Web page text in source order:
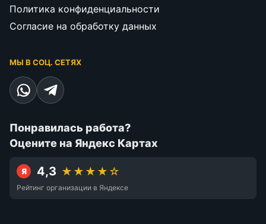
Политика конфиденциальности
Согласие на обработку данных
МЫ В СОЦ. СЕТЯХ
Понравилась работа?
Оцените на Яндекс Картах
Я 4,3 ★★★★☆
Рейтинг организации в Яндексе